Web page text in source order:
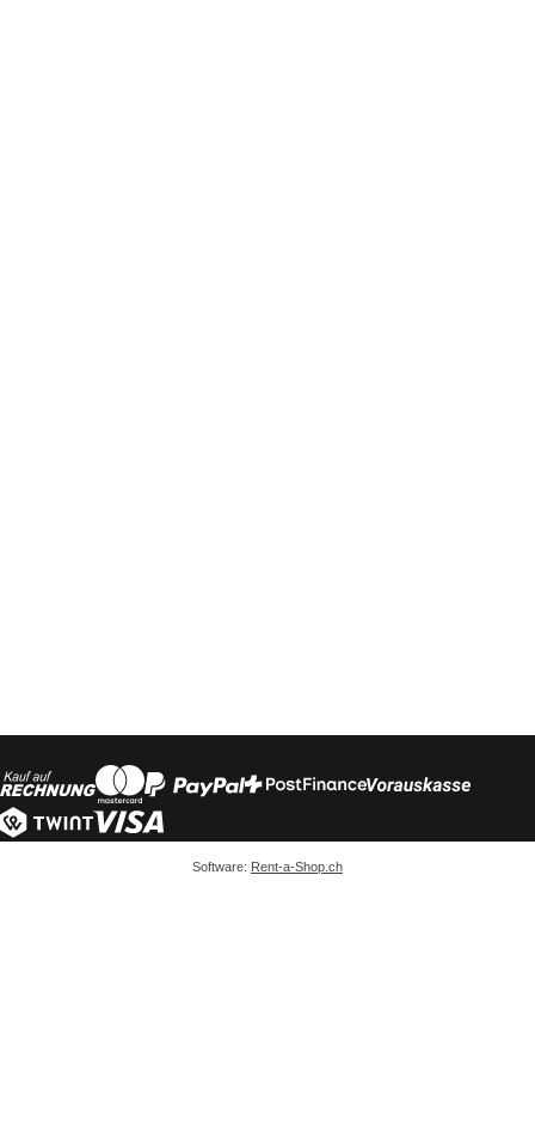
Software: Rent-a-Shop.ch